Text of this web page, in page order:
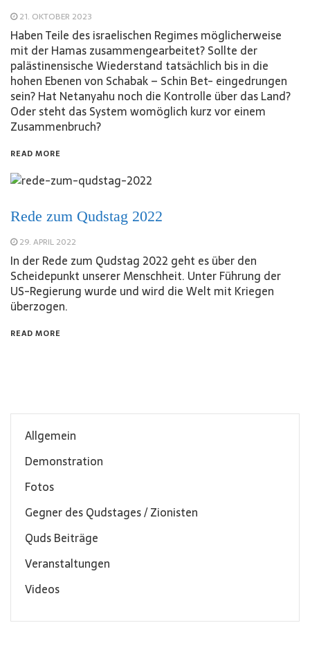
21. OKTOBER 2023
Haben Teile des israelischen Regimes möglicherweise
mit der Hamas zusammengearbeitet? Sollte der
palästinensische Wiederstand tatsächlich bis in die
hohen Ebenen von Schabak – Schin Bet- eingedrungen
sein? Hat Netanyahu noch die Kontrolle über das Land?
Oder steht das System womöglich kurz vor einem
Zusammenbruch?
READ MORE
Rede zum Qudstag 2022
29. APRIL 2022
In der Rede zum Qudstag 2022 geht es über den
Scheidepunkt unserer Menschheit. Unter Führung der
US-Regierung wurde und wird die Welt mit Kriegen
überzogen.
READ MORE
Allgemein
Demonstration
Fotos
Gegner des Qudstages / Zionisten
Quds Beiträge
Veranstaltungen
Videos